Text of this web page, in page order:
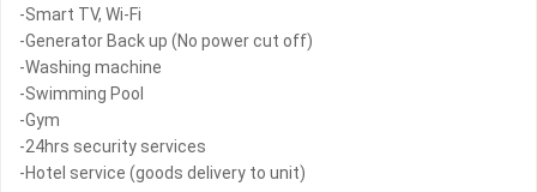
-Smart TV, Wi-Fi
-Generator Back up (No power cut off)
-Washing machine
-Swimming Pool
-Gym
-24hrs security services
-Hotel service (goods delivery to unit)